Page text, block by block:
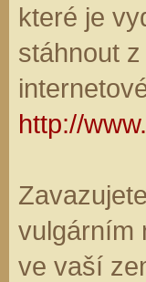
které je
stáhnout z
http://
vulgárním
ve vaší